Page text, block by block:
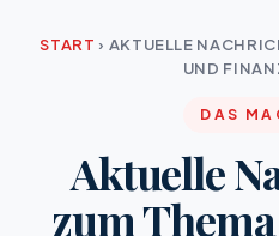
START › AKTUELLE
UND
DAS
Aktuelle
zum